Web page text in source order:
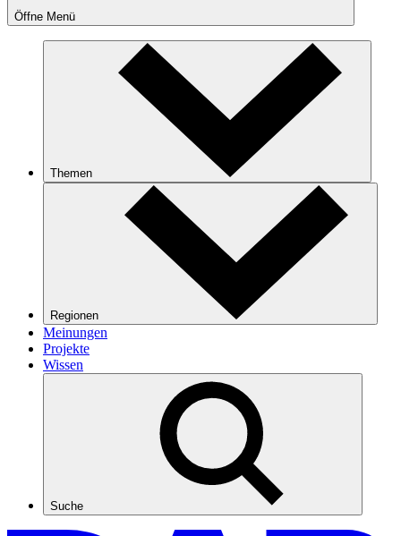
Öffne Menü
Themen
Regionen
Meinungen
Projekte
Wissen
Suche